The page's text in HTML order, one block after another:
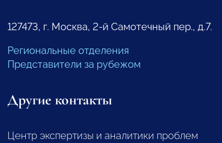
127473, г. Москва, 2-й Самотечный пер., д.7.
Региональные отделения
Представители за рубежом
Другие контакты
Центр экспертизы и аналитики проблем